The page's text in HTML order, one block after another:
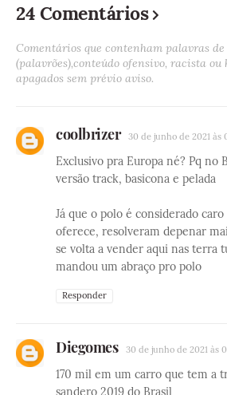
24 Comentários
Comentários que contenham palavras
(palavrões),conteúdo ofensivo, racista ou
apagados sem prévio aviso.
coolbrizer 30 de junho de 2021 às
Exclusivo pra Europa né? Pq no
versão track, basicona e pelada
Já que o polo é considerado
oferece, resolveram depenar
se volta a vender aqui nas terra
mandou um abraço pro polo
Responder
Diegomes 30 de junho de 2021 às
170 mil em um carro que tem a
sandero 2019 do Brasil